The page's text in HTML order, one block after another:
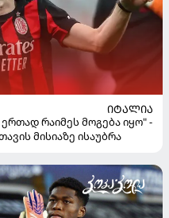
ᲘᲢᲐᲚᲘᲐ
რაიმეს მოგება იყო" -
მისიაზე ისაუბრა